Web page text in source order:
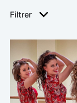
Filtrer